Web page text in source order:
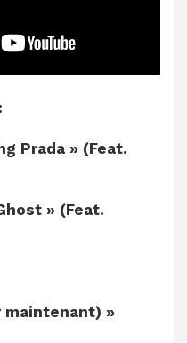
Prada » (Feat.
» (Feat.
maintenant) »